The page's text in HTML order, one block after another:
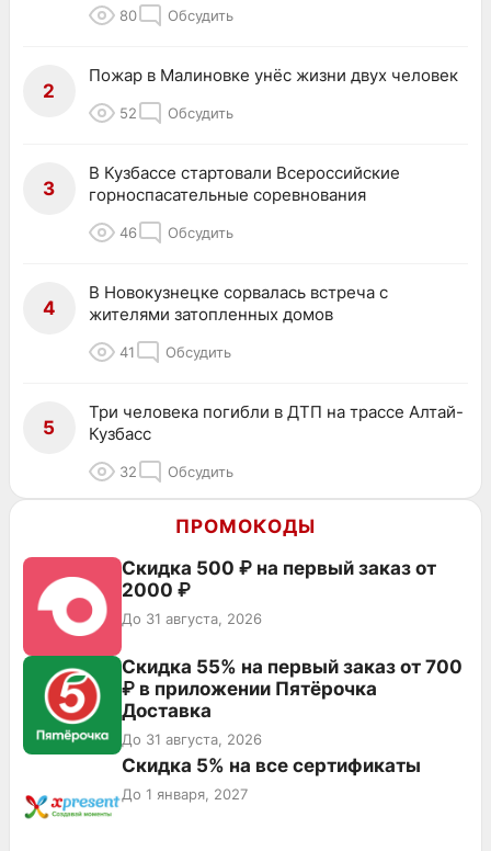
80 Обсудить
2
Пожар в Малиновке унёс жизни двух человек
52 Обсудить
3
В Кузбассе стартовали Всероссийские
горноспасательные соревнования
46 Обсудить
4
В Новокузнецке сорвалась встреча с
жителями затопленных домов
41 Обсудить
5
Три человека погибли в ДТП на трассе Алтай-
Кузбасс
32 Обсудить
ПРОМОКОДЫ
Скидка 500 ₽ на первый заказ от
2000 ₽
До 31 августа, 2026
Скидка 55% на первый заказ от 700
₽ в приложении Пятёрочка
Доставка
До 31 августа, 2026
Скидка 5% на все сертификаты
До 1 января, 2027